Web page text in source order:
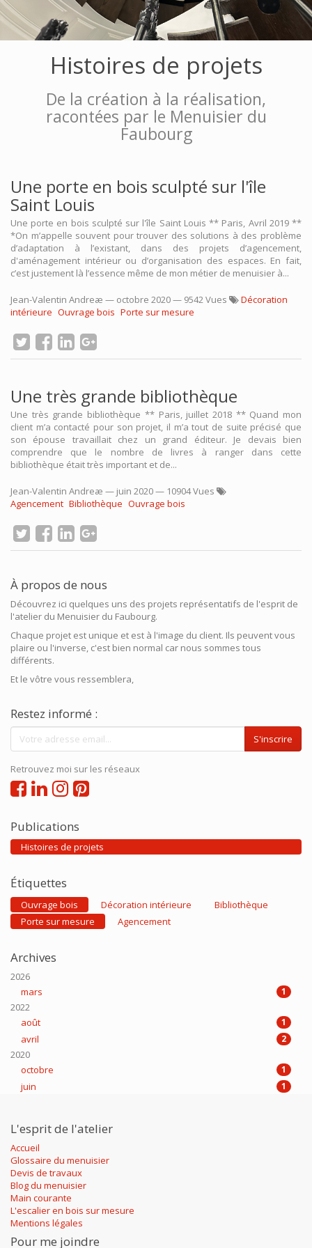
Histoires de projets
De la création à la réalisation,
racontées par le Menuisier du
Faubourg
Une porte en bois sculpté sur l'île
Saint Louis
Une porte en bois sculpté sur l'île Saint Louis ** Paris, Avril 2019 **
*On m’appelle souvent pour trouver des solutions à des problème
d’adaptation à l’existant, dans des projets d’agencement,
d'aménagement intérieur ou d’organisation des espaces. En fait,
c’est justement là l’essence même de mon métier de menuisier à...
Jean-Valentin Andreæ — octobre 2020— 9542 Vues
Décoration
intérieure Ouvrage bois Porte sur mesure
Une très grande bibliothèque
Une très grande bibliothèque ** Paris, juillet 2018 ** Quand mon
client m’a contacté pour son projet, il m’a tout de suite précisé que
son épouse travaillait chez un grand éditeur. Je devais bien
comprendre que le nombre de livres à ranger dans cette
bibliothèque était très important et de...
Jean-Valentin Andreæ — juin 2020— 10904 Vues
Agencement Bibliothèque Ouvrage bois
À propos de nous
Découvrez ici quelques uns des projets représentatifs de l'esprit de
l'atelier du Menuisier du Faubourg.
Chaque projet est unique et est à l'image du client. Ils peuvent vous
plaire ou l'inverse, c'est bien normal car nous sommes tous
différents.
Et le vôtre vous ressemblera,
Restez informé :
S'inscrire
Retrouvez moi sur les réseaux
Publications
Histoires de projets
Étiquettes
Ouvrage bois Décoration intérieure
Bibliothèque
Porte sur mesure
Agencement
Archives
2026
mars
1
2022
août
1
avril 2
2020
octobre
1
juin 1
L'esprit de l'atelier
Accueil
Glossaire du menuisier
Devis de travaux
Blog du menuisier
Main courante
L'escalier en bois sur mesure
Mentions légales
Pour me joindre